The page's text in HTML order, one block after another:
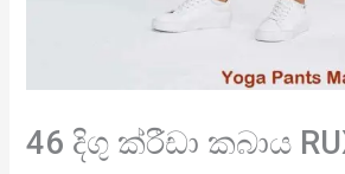
46 දිගු ක්රීඩා කබාය